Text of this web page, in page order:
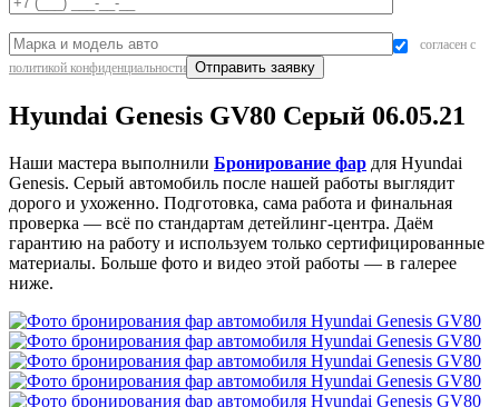
согласен с
политикой конфиденциальности
Hyundai Genesis GV80 Серый 06.05.21
Наши мастера выполнили Бронирование фар для Hyundai
Genesis. Серый автомобиль после нашей работы выглядит
дорого и ухоженно. Подготовка, сама работа и финальная
проверка — всё по стандартам детейлинг-центра. Даём
гарантию на работу и используем только сертифицированные
материалы. Больше фото и видео этой работы — в галерее
ниже.